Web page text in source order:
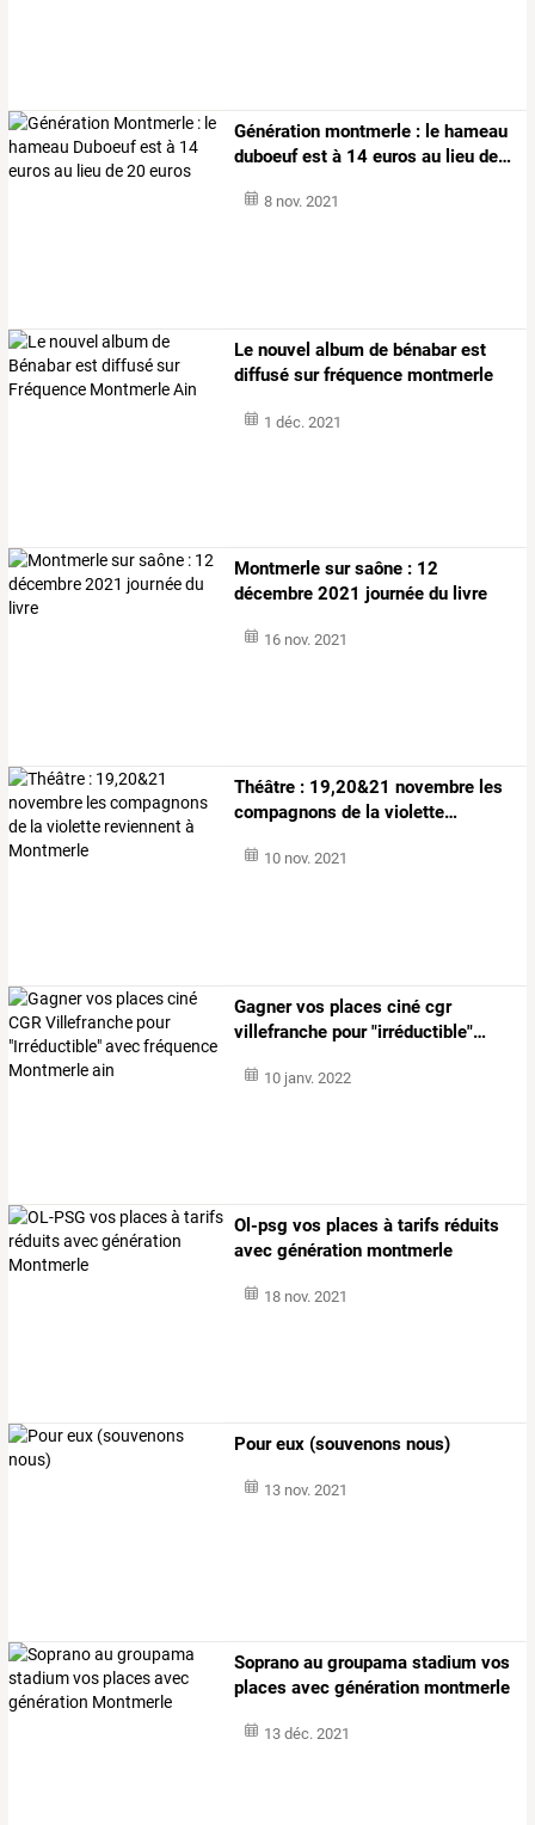
Génération montmerle : le hameau
duboeufest à 14 euros au lieu de…
8 nov. 2021
Le nouvel album de bénabar est
diffusé sur fréquence montmerle
1 déc. 2021
Montmerle sur saône : 12
décembre 2021 journée du livre
16 nov. 2021
Théâtre : 19,20&21 novembre les
compagnons de la violette…
10 nov. 2021
Gagnervos places ciné cgr
villefranche pour"irréductible"…
10 janv. 2022
Ol-psg vos places à tarifs réduits
avec génération montmerle
18 nov. 2021
Pour eux (souvenons nous)
13 nov. 2021
Soprano au groupama stadium vos
places avec génération montmerle
13 déc. 2021